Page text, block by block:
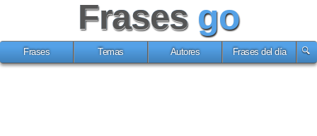
Frases go
Frases Temas Autores Frases del día